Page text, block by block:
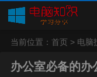
当前位置： 首页 > 电脑
办公室必备的办